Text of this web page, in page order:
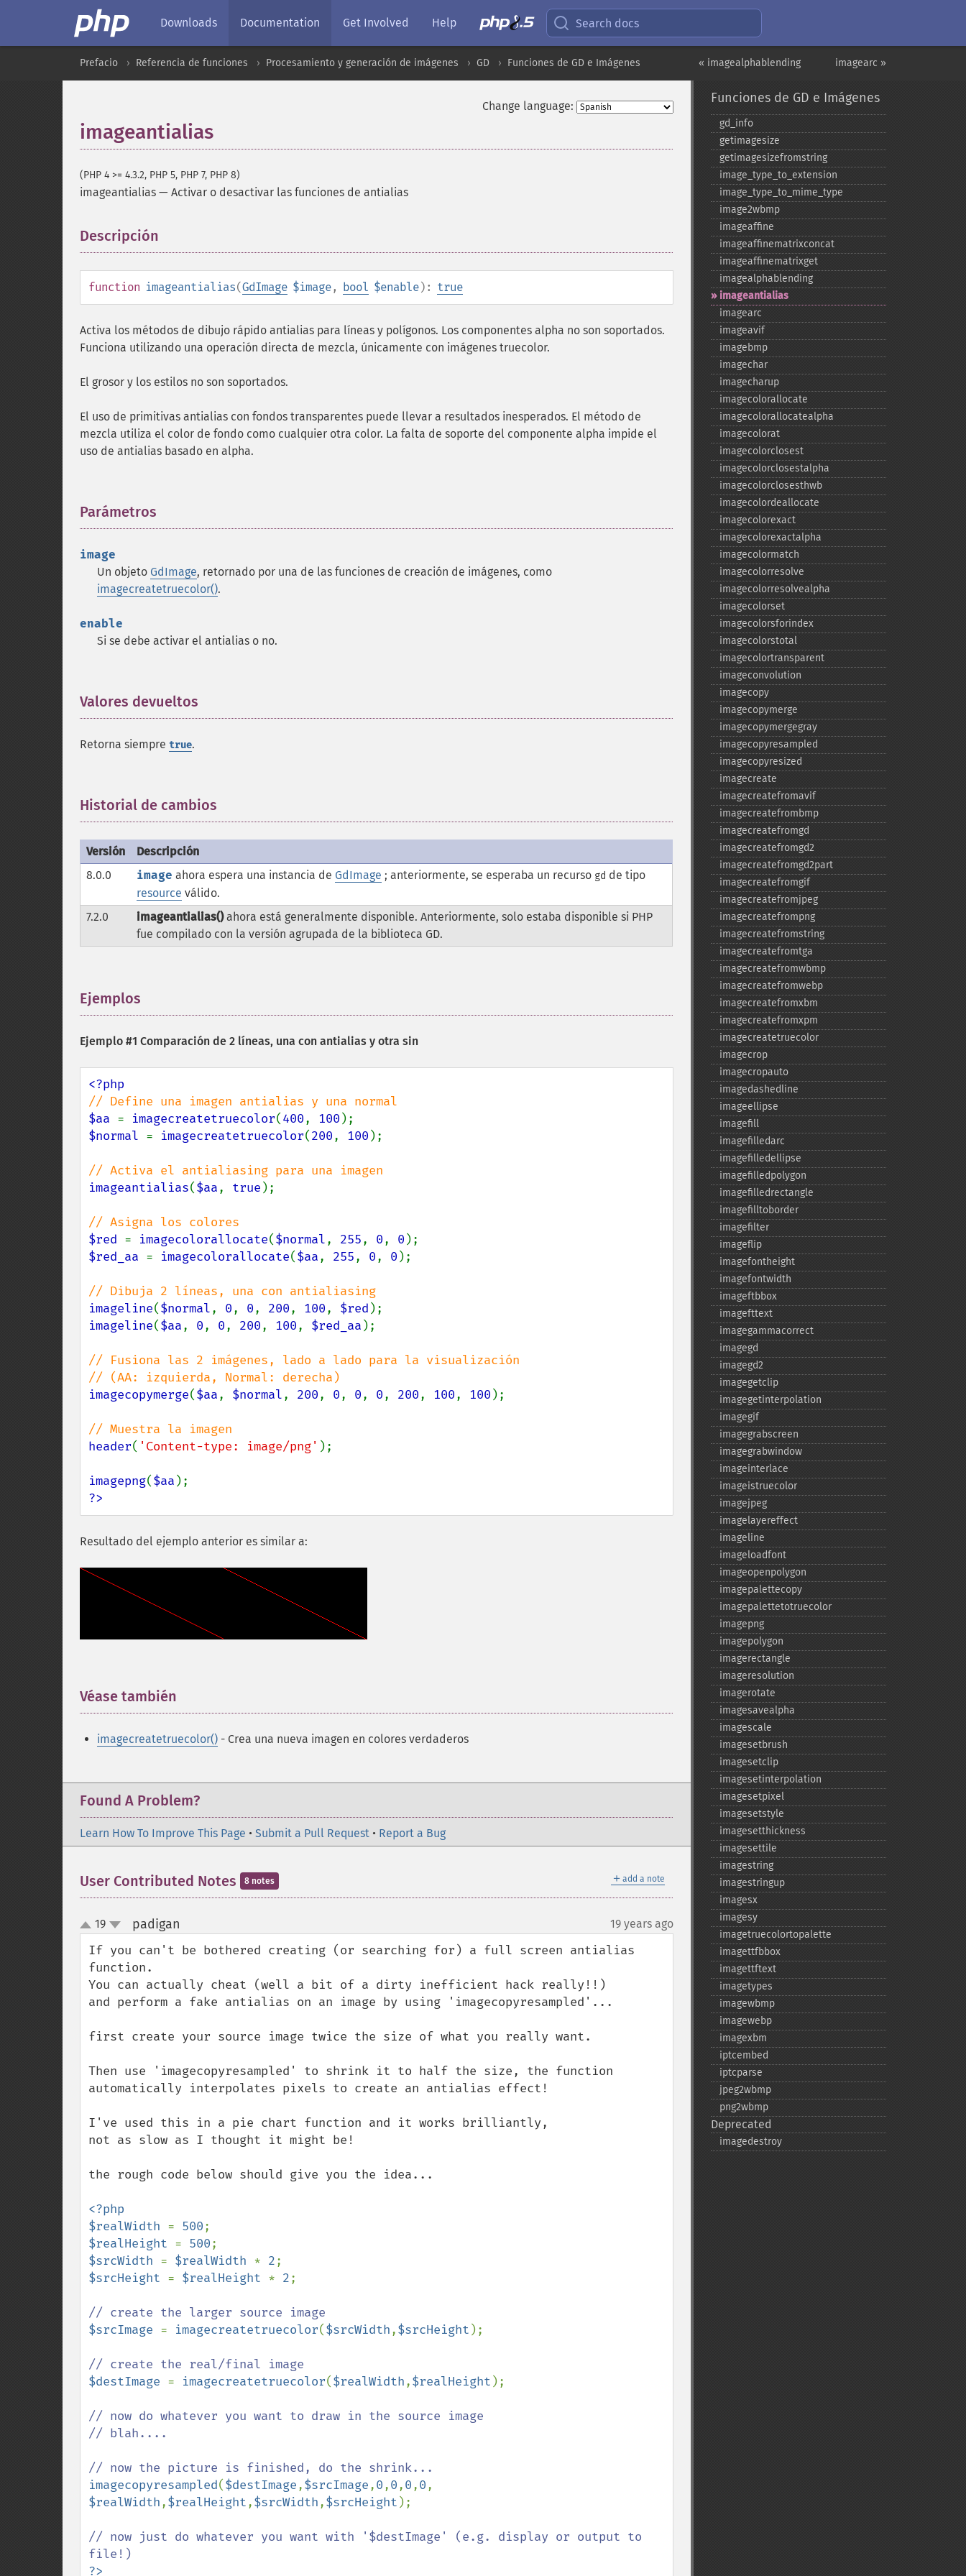
Downloads Documentation Get Involved Help Search docs
imagearc »
« imagealphablending
Prefacio Referencia de funciones Procesamiento y generación de imágenes GD Funciones de GD e Imágenes
Change language:
imageantialias
(PHP 4 >= 4.3.2, PHP 5, PHP 7, PHP 8)
imageantialias — Activar o desactivar las funciones de antialias
Descripción
function imageantialias(GdImage $image, bool $enable): true
Activa los métodos de dibujo rápido antialias para líneas y polígonos. Los componentes alpha no son soportados.
Funciona utilizando una operación directa de mezcla, únicamente con imágenes truecolor.
El grosor y los estilos no son soportados.
El uso de primitivas antialias con fondos transparentes puede llevar a resultados inesperados. El método de
mezcla utiliza el color de fondo como cualquier otra color. La falta de soporte del componente alpha impide el
uso de antialias basado en alpha.
Parámetros
image
Un objeto GdImage, retornado por una de las funciones de creación de imágenes, como
imagecreatetruecolor().
enable
Si se debe activar el antialias o no.
Valores devueltos
Retorna siempre true.
Historial de cambios
Versión
Descripción
8.0.0
image ahora espera una instancia de GdImage ; anteriormente, se esperaba un recurso gd de tipo
resource válido.
7.2.0
imageantialias()ahora está generalmente disponible. Anteriormente, solo estaba disponible si PHP
fue compilado con la versión agrupada de la biblioteca GD.
Ejemplos
Ejemplo #1 Comparación de 2 líneas, una con antialias y otra sin
$aa = imagecreatetruecolor(400, 100
$normal = imagecreatetruecolor(200, 100 );
imageantialias($aa, true );
$red = imagecolorallocate($normal, 255, 0, 0
$red_aa = imagecolorallocate($aa, 255, 0, 0 );
imageline($normal, 0, 0, 200, 100, $red
imageline($aa, 0, 0, 200, 100, $red_aa );
// Fusiona las 2 imágenes, lado a lado para la visualización
imagecopymerge($aa, $normal, 200, 0, 0, 0, 200, 100, 100 );
header( 'Content-type: image/png' );
imagepng($aa
?>
Resultado del ejemplo anterior es similar a:
Véase también
imagecreatetruecolor() - Crea una nueva imagen en colores verdaderos
Found A Problem?
Learn How To Improve This Page • Submit a Pull Request • Report a Bug
＋ add a note
User Contributed Notes 8 notes
up
down
19 padigan 19 years ago
If you can't be bothered creating (or searching for) a full screen antialias
function.
You can actually cheat (well a bit of a dirty inefficient hack really!!)
and perform a fake antialias on an image by using 'imagecopyresampled'...
first create your source image twice the size of what you really want.
Then use 'imagecopyresampled' to shrink it to half the size, the function
automatically interpolates pixels to create an antialias effect!
I've used this in a pie chart function and it works brilliantly,
not as slow as I thought it might be!
the rough code below should give you the idea...
<?php
$realWidth = 500
$realHeight = 500
$srcWidth = $realWidth * 2
$srcHeight = $realHeight * 2;
$srcImage = imagecreatetruecolor($srcWidth,$srcHeight );
$destImage = imagecreatetruecolor($realWidth,$realHeight );
// now do whatever you want to draw in the source image
// blah....
imagecopyresampled($destImage,$srcImage,0,0,0,0
$realWidth,$realHeight,$srcWidth,$srcHeight );
// now just do whatever you want with '$destImage' (e.g. display or output to
?>
Funciones de GD e Imágenes
gd_​info
getimagesize
getimagesizefromstring
image_​type_​to_​extension
image_​type_​to_​mime_​type
image2wbmp
imageaffine
imageaffinematrixconcat
imageaffinematrixget
imagealphablending
imageantialias
imagearc
imageavif
imagebmp
imagechar
imagecharup
imagecolorallocate
imagecolorallocatealpha
imagecolorat
imagecolorclosest
imagecolorclosestalpha
imagecolorclosesthwb
imagecolordeallocate
imagecolorexact
imagecolorexactalpha
imagecolormatch
imagecolorresolve
imagecolorresolvealpha
imagecolorset
imagecolorsforindex
imagecolorstotal
imagecolortransparent
imageconvolution
imagecopy
imagecopymerge
imagecopymergegray
imagecopyresampled
imagecopyresized
imagecreate
imagecreatefromavif
imagecreatefrombmp
imagecreatefromgd
imagecreatefromgd2
imagecreatefromgd2part
imagecreatefromgif
imagecreatefromjpeg
imagecreatefrompng
imagecreatefromstring
imagecreatefromtga
imagecreatefromwbmp
imagecreatefromwebp
imagecreatefromxbm
imagecreatefromxpm
imagecreatetruecolor
imagecrop
imagecropauto
imagedashedline
imageellipse
imagefill
imagefilledarc
imagefilledellipse
imagefilledpolygon
imagefilledrectangle
imagefilltoborder
imagefilter
imageflip
imagefontheight
imagefontwidth
imageftbbox
imagefttext
imagegammacorrect
imagegd
imagegd2
imagegetclip
imagegetinterpolation
imagegif
imagegrabscreen
imagegrabwindow
imageinterlace
imageistruecolor
imagejpeg
imagelayereffect
imageline
imageloadfont
imageopenpolygon
imagepalettecopy
imagepalettetotruecolor
imagepng
imagepolygon
imagerectangle
imageresolution
imagerotate
imagesavealpha
imagescale
imagesetbrush
imagesetclip
imagesetinterpolation
imagesetpixel
imagesetstyle
imagesetthickness
imagesettile
imagestring
imagestringup
imagesx
imagesy
imagetruecolortopalette
imagettfbbox
imagettftext
imagetypes
imagewbmp
imagewebp
imagexbm
iptcembed
iptcparse
jpeg2wbmp
png2wbmp
Deprecated
imagedestroy